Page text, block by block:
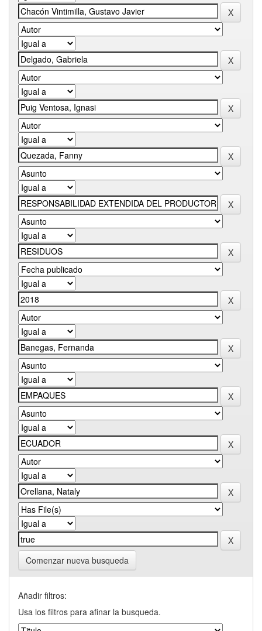
Comenzar nueva busqueda
Añadir filtros:
Usa los filtros para afinar la busqueda.